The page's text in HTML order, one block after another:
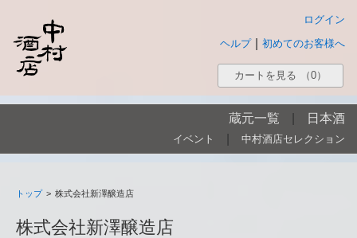
ログイン
初めてのお客様へ
ヘルプ
カートを見る （0）
蔵元一覧 日本酒
イベント 中村酒店セレクション
トップ > 株式会社新澤醸造店
株式会社新澤醸造店